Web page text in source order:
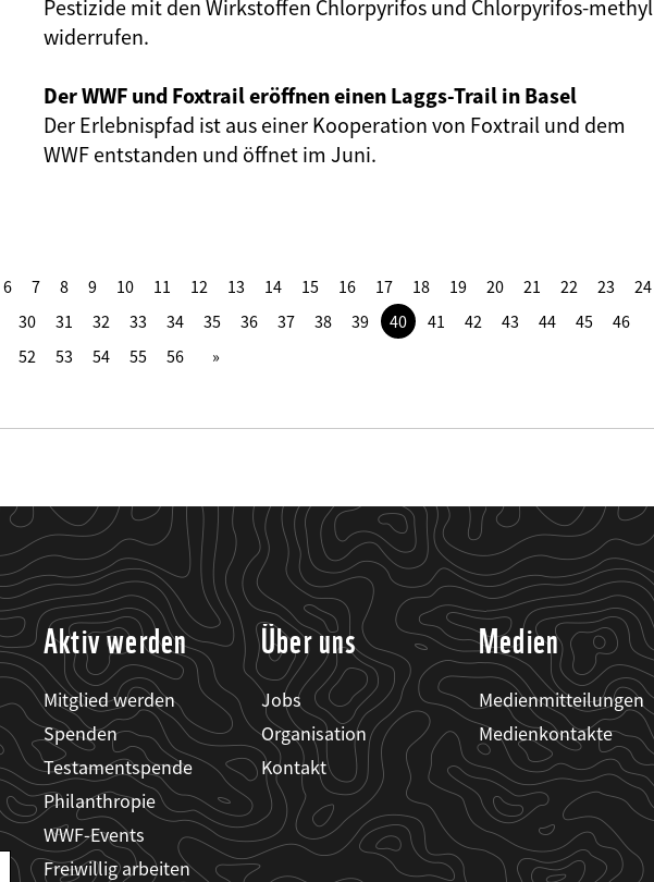
Pestizide mit den Wirkstoffen Chlorpyrifos und Chlorpyrifos-methyl
widerrufen.
Der WWF und Foxtrail eröffnen einen Laggs-Trail in Basel
Der Erlebnispfad ist aus einer Kooperation von Foxtrail und dem
WWF entstanden und öffnet im Juni.
6 7 8 9 10 11 12 13 14 15 16 17 18 19 20 21 22 23
24
30 31 32 33 34 35 36 37 38 39 40 41 42 43 44 45
46
52 53 54 55 56
Aktiv werden
Mitglied werden
Spenden
Testamentspende
Philanthropie
WWF-Events
Freiwillig arbeiten
Über uns
Jobs
Organisation
Kontakt
Medien
Medienmitteilungen
Medienkontakte